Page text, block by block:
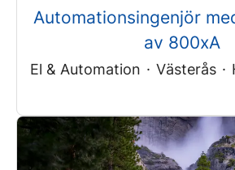
Automationsingenjör
av 800xA
El & Automation · Västerås ·